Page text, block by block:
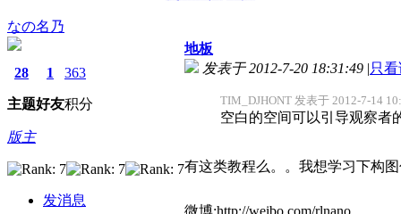
なの名乃
28
主题
1
好友
363
积分
版主
发消息
地板
发表于 2012-7-20 18:31:49 |只
TIM_DJHONT 发表于 2012-7-14
空白的空间可以引导观察者
有这类教程么。。我想学习下构
微博:http://weibo.com/rlnano